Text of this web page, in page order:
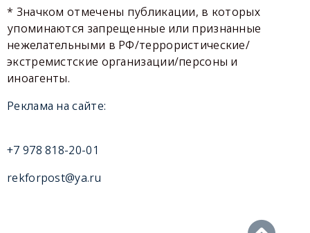
* Значком отмечены публикации, в которых
упоминаются запрещенные или признанные
нежелательными в РФ/террористические/
экстремистские организации/персоны и
иноагенты.
Реклама на сайте:
+7 978 818-20-01
rekforpost@ya.ru